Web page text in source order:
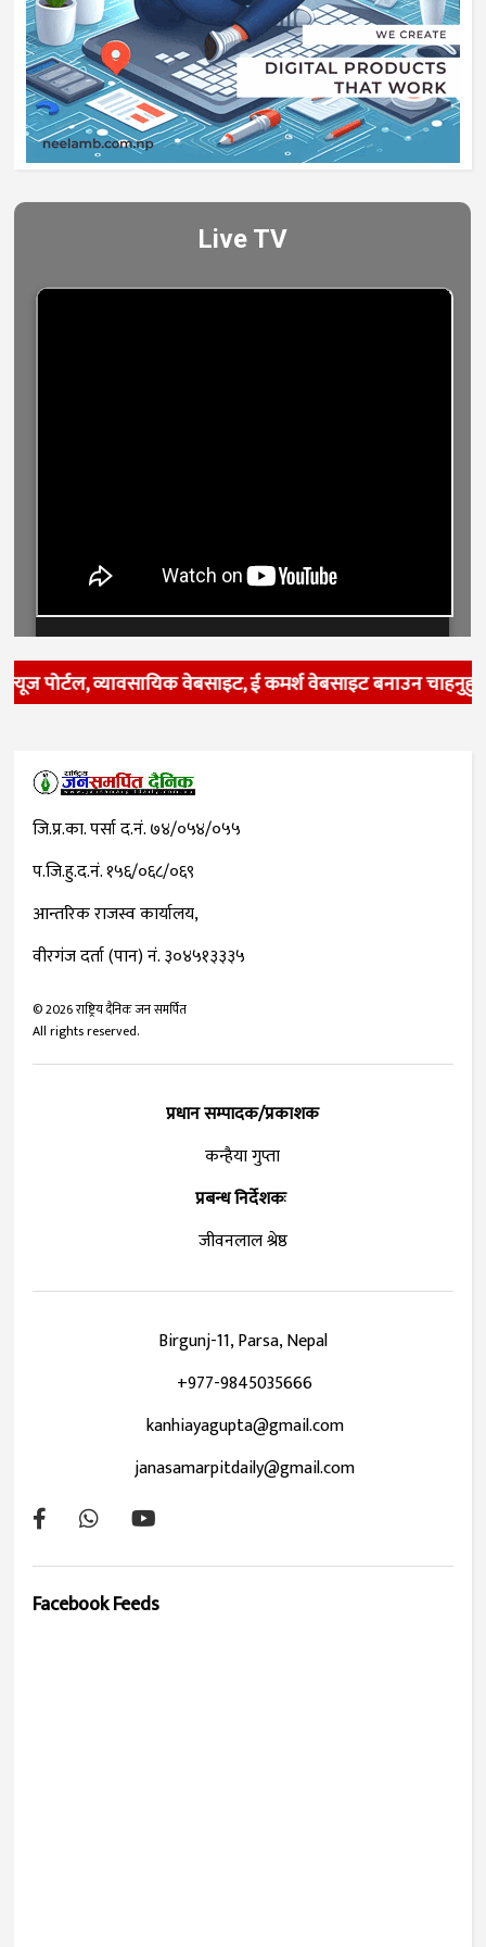
व्यावसायिक वेबसाइट, ई कमर्श वेबसाइट बनाउन चाहनुहुन्छ ?
जि.प्र.का. पर्सा द.नं. ७४/०५४/०५५
प.जि.हु.द.नं. १५६/०६८/०६९
आन्तरिक राजस्व कार्यालय,
वीरगंज दर्ता (पान) नं. ३०४५१३३३५
©2026राष्ट्रिय दैनिक जन समर्पित
All rights reserved.
प्रधान सम्पादक/प्रकाशक
कन्हैया गुप्ता
प्रबन्ध निर्देशकः
जीवनलाल श्रेष्ठ
Birgunj-11, Parsa, Nepal
+977-9845035666
kanhiayagupta@gmail.com
janasamarpitdaily@gmail.com
Facebook Feeds